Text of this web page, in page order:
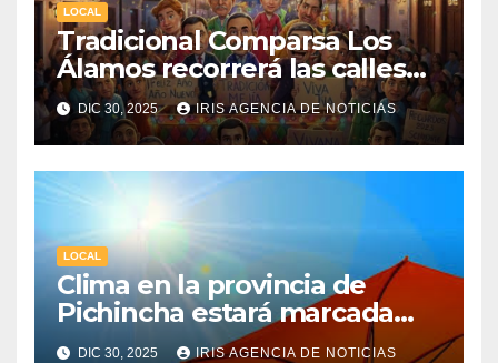
LOCAL
Tradicional Comparsa Los
Álamos recorrerá las calles
de la ciudad de Machachi
DIC 30, 2025 IRIS AGENCIA DE NOTICIAS
LOCAL
Clima en la provincia de
Pichincha estará marcada
por una fuerte radiación UV
DIC 30, 2025 IRIS AGENCIA DE NOTICIAS